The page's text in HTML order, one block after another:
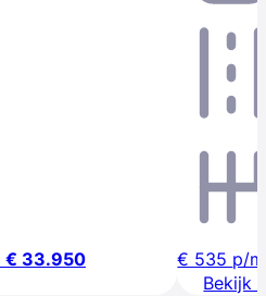
€ 33.950
€ 535 p/m
Bekijk